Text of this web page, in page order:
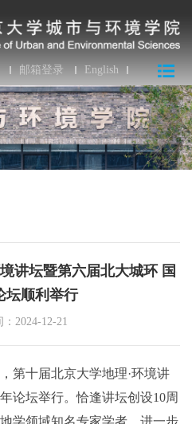
邮箱登录 English
讲坛暨第六届北大城环 国
坛顺利举行
2024-12-21
第十届北京大学地理·环境讲
论坛举行。恰逢讲坛创设10周